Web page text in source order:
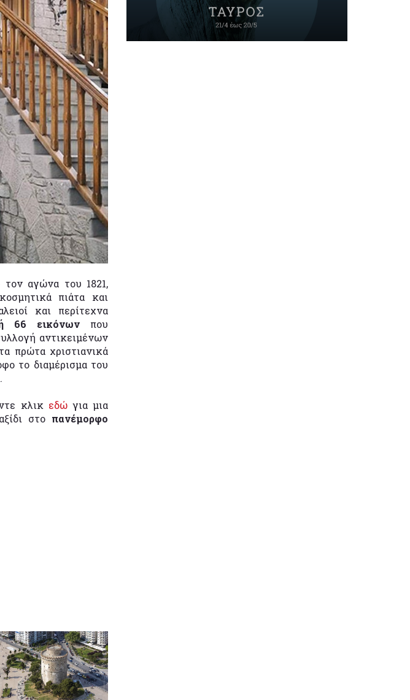
αγώνα του 1821,
πιάτα και
και περίτεχνα
66 εικόνων που
αντικειμένων
πρώτα χριστιανικά
το διαμέρισμα του
κλικ εδώγια μια
στο πανέμορφο